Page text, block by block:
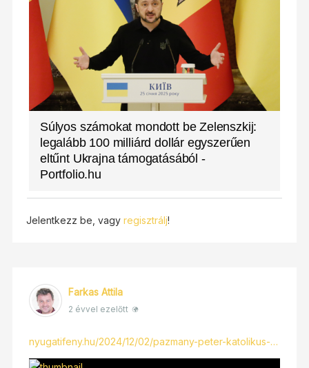
Súlyos számokat mondott be Zelenszkij:
legalább 100 milliárd dollár egyszerűen
eltűnt Ukrajna támogatásából -
Portfolio.hu
Jelentkezz be, vagy regisztrálj!
Farkas Attila
2 évvel ezelőtt
nyugatifeny.hu/2024/12/02/pazmany-peter-katolikus-…